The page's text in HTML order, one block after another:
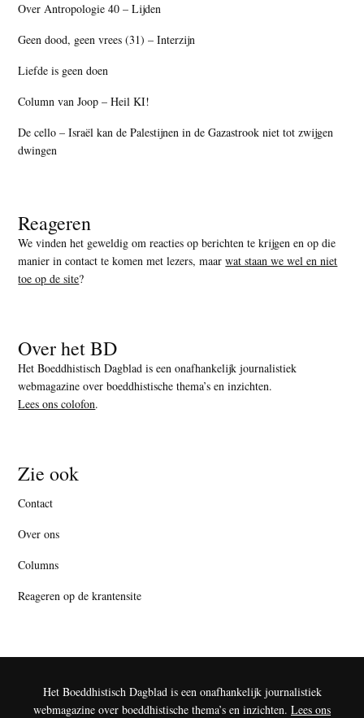
Over Antropologie 40 – Lijden
Geen dood, geen vrees (31) – Interzijn
Liefde is geen doen
Column van Joop – Heil KI!
De cello – Israël kan de Palestijnen in de Gazastrook niet tot zwijgen
dwingen
Reageren
We vinden het geweldig om reacties op berichten te krijgen en op die
manier in contact te komen met lezers, maarwat staan we wel en niet
toe op de site?
Over het BD
Het Boeddhistisch Dagblad is een onafhankelijk journalistiek
webmagazine over boeddhistische thema’s en inzichten.
Lees ons colofon.
Zie ook
Contact
Over ons
Columns
Reageren op de krantensite
Het Boeddhistisch Dagblad is een onafhankelijk journalistiek
webmagazine over boeddhistische thema’s en inzichten. Lees ons